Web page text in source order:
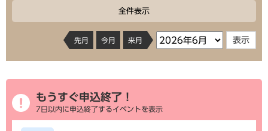
全件表示
先月 今月 来月
もうすぐ申込終了！
7日以内に申込終了するイベントを表示